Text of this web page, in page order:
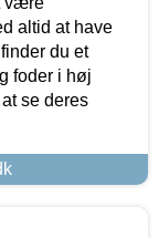
altid at have
du et
foder i høj
se deres